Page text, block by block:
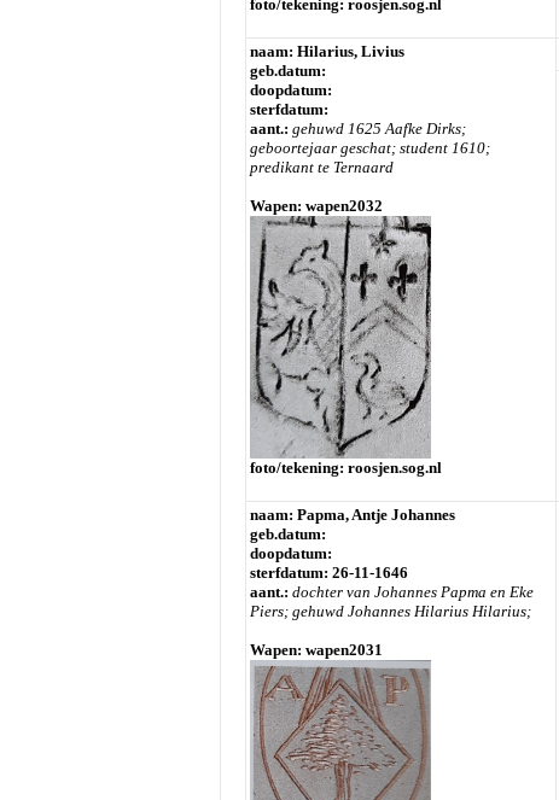
foto/tekening: roosjen.sog.nl
naam: Hilarius, Livius
geb.datum:
doopdatum:
sterfdatum:
aant.: gehuwd 1625 Aafke Dirks;
geboortejaar geschat; student 1610;
predikant te Ternaard
Wapen: wapen2032
foto/tekening: roosjen.sog.nl
naam: Papma, Antje Johannes
geb.datum:
doopdatum:
sterfdatum: 26-11-1646
aant.: dochter van Johannes Papma en Eke
Piers; gehuwd Johannes Hilarius Hilarius;
Wapen: wapen2031